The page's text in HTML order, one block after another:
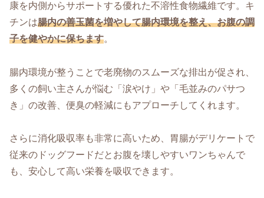
康を内側からサポートする優れた不溶性食物繊維です。キ
チンは腸内の善玉菌を増やして腸内環境を整え、お腹の調
子を健やかに保ちます。
腸内環境が整うことで老廃物のスムーズな排出が促され、
多くの飼い主さんが悩む「涙やけ」や「毛並みのパサつ
き」の改善、便臭の軽減にもアプローチしてくれます。
さらに消化吸収率も非常に高いため、胃腸がデリケートで
従来のドッグフードだとお腹を壊しやすいワンちゃんで
も、安心して高い栄養を吸収できます。